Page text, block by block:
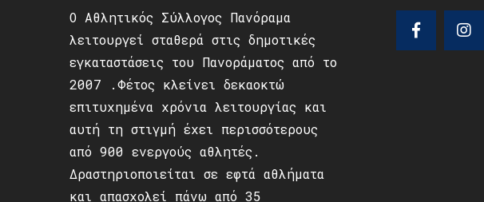
Ο Αθλητικός Σύλλογος Πανόραμα
λειτουργεί σταθερά στις δημοτικές
εγκαταστάσεις του Πανοράματος από το
2007 .Φέτος κλείνει δεκαοκτώ
επιτυχημένα χρόνια λειτουργίας και
αυτή τη στιγμή έχει περισσότερους
από 900 ενεργούς αθλητές.
Δραστηριοποιείται σε εφτά αθλήματα
και απασχολεί πάνω από 35